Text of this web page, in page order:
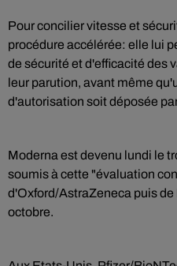
Pour concilier vitesse et
procédure accélérée: elle lui
de sécurité et d'efficacité des
leur parution, avant même
d'autorisation soit déposée
Moderna est devenu lundi le
soumis à cette "évaluation
d'Oxford/AstraZeneca puis
octobre.